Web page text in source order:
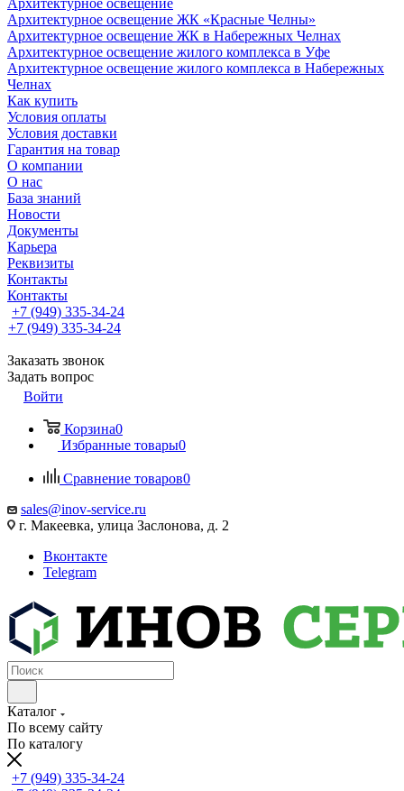
Архитектурное освещение
Архитектурное освещение ЖК «Красные Челны»
Архитектурное освещение ЖК в Набережных Челнах
Архитектурное освещение жилого комплекса в Уфе
Архитектурное освещение жилого комплекса в Набережных
Челнах
Как купить
Условия оплаты
Условия доставки
Гарантия на товар
О компании
О нас
База знаний
Новости
Документы
Карьера
Реквизиты
Контакты
Контакты
+7 (949) 335-34-24
+7 (949) 335-34-24
Заказать звонок
Задать вопрос
Войти
Корзина0
Избранные товары0
Сравнение товаров0
sales@inov-service.ru
г. Макеевка, улица Заслонова, д. 2
Вконтакте
Telegram
Каталог
По всему сайту
По каталогу
+7 (949) 335-34-24